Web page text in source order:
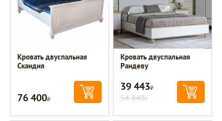
Кровать двуспальная
Скандия
76 400Р
Кровать двуспальная
Рандеву
39 443Р
54 840Р